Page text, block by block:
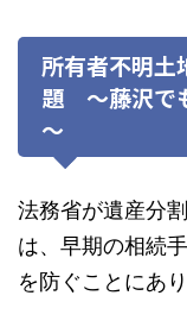
所有者不明土
題 ～藤沢で
～
法務省が遺産分
は、早期の相続
を防ぐことにあり